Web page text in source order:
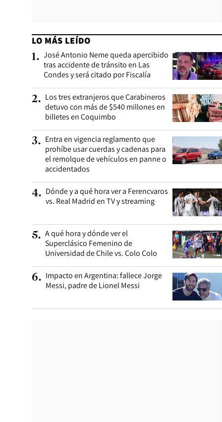
LO MÁS LEÍDO
1. José Antonio Neme queda apercibido
tras accidente de tránsito en Las
Condes y será citado por Fiscalía
2. Los tres extranjeros que Carabineros
detuvo con más de $540 millones en
billetes en Coquimbo
3. Entra en vigencia reglamento que
prohíbe usar cuerdas y cadenas para
el remolque de vehículos en panne o
accidentados
4. Dónde y a qué hora ver a Ferencvaros
vs. Real Madrid en TV y streaming
5. A qué hora y dónde ver el
Superclásico Femenino de
Universidad de Chile vs. Colo Colo
6. Impacto en Argentina: fallece Jorge
Messi, padre de Lionel Messi